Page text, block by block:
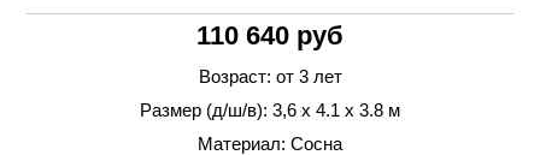
110 640 руб
Возраст: от 3 лет
Размер (д/ш/в): 3,6 х 4.1 х 3.8 м
Материал: Сосна